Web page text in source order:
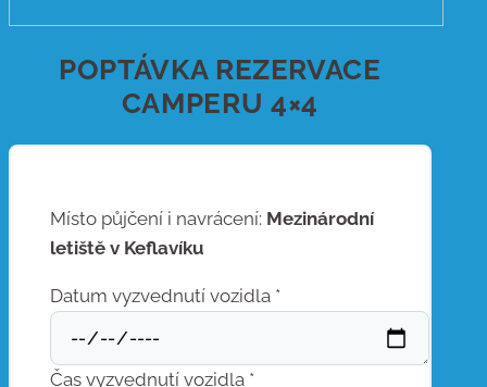
POPTÁVKA REZERVACE
CAMPERU 4×4
Místo půjčení i navrácení: Mezinárodní
letiště v Keflavíku
Datum vyzvednutí vozidla *
Čas vyzvednutí vozidla *